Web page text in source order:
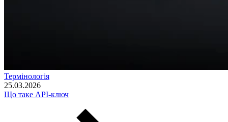
Термінологія
25.03.2026
Що таке API-ключ